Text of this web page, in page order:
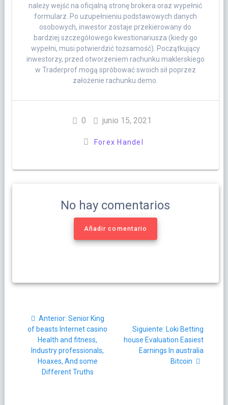
należy wejść na oficjalną stronę brokera oraz wypełnić
formularz. Po uzupełnieniu podstawowych danych
osobowych, inwestor zostaje przekierowany do
bardziej szczegółowego kwestionariusza (kiedy go
wypełni, musi potwierdzić tożsamość). Początkujący
inwestorzy, przed otworzeniem rachunku maklerskiego
w Traderprof mogą spróbować swoich sił poprzez
założenie rachunku demo.
0 junio 15, 2021
Forex Handel
No hay comentarios
Añadir comentario
de
entradas
Anterior: Post
anterior:
Senior King
of beasts Internet casino
Health and fitness,
Industry professionals,
Hoaxes, And some
Different Truths
Siguiente: Siguiente
post:
Loki Betting
house Evaluation Easiest
Earnings In australia
Bitcoin